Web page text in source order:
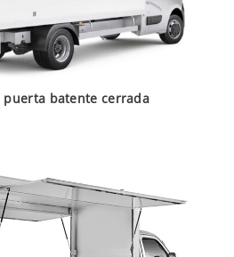
puerta batente cerrada